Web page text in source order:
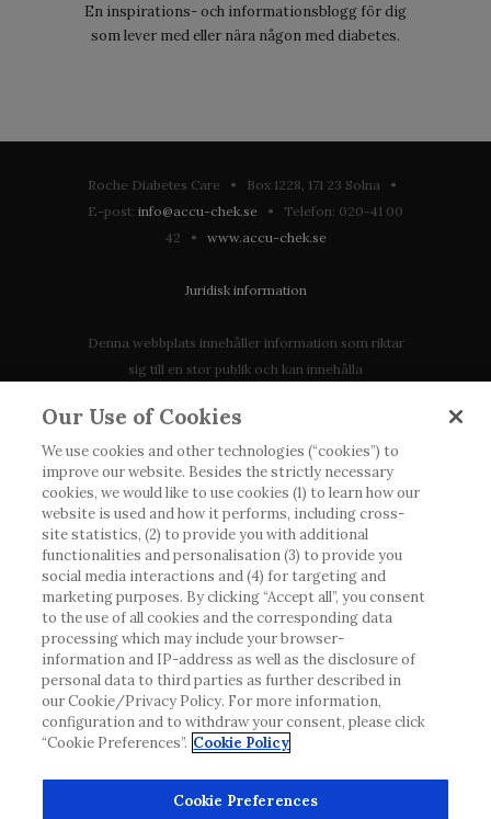
En inspirations- och informationsblogg för dig
som lever med eller nära någon med diabetes.
Roche Diabetes Care • Box 1228, 171 23 Solna •
E-post: info@accu-chek.se • Telefon: 020-41 00
42 • www.accu-chek.se
Juridisk information
Denna webbplats innehåller information som riktar
sig till en stor publik och kan innehålla
tillgänglig eller giltig i ditt land. Vänligen observera
att vi inte tar något ansvar för information som
eventuellt inte uppfyller någon gällande rättslig
process, förordning, registrering eller användning i
landet där du bor.
Roche har inte alltid möjlighet att kvalitetssäkra
andras inlägg, men kommer att ta bort vilseledande
eller olämpliga inlägg i möjligaste mån. Vi har inget
ansvar för innehållet på externa webbplatser som
det länkas till. Kopiering av material från denna
webbplats för användning någon annanstans är inte
tillåtet utan överenskommelse. Webbplatsen säljer
Our Use of Cookies
We use cookies and other technologies (“cookies”) to
improve our website. Besides the strictly necessary
cookies, we would like to use cookies (1) to learn how our
website is used and how it performs, including cross-
site statistics, (2) to provide you with additional
functionalities and personalisation (3) to provide you
social media interactions and (4) for targeting and
marketing purposes. By clicking “Accept all”, you consent
to the use of all cookies and the corresponding data
processing which may include your browser-
information and IP-address as well as the disclosure of
personal data to third parties as further described in
our Cookie/Privacy Policy. For more information,
configuration and to withdraw your consent, please click
“Cookie Preferences”. Cookie Policy
Cookie Preferences